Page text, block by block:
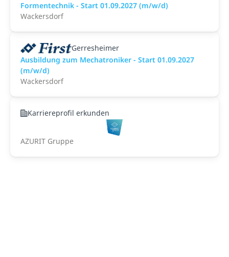
Formentechnik - Start 01.09.2027 (m/w/d)
Wackersdorf
Gerresheimer
Ausbildung zum Mechatroniker - Start 01.09.2027
(m/w/d)
Wackersdorf
Karriereprofil erkunden
AZURIT Gruppe